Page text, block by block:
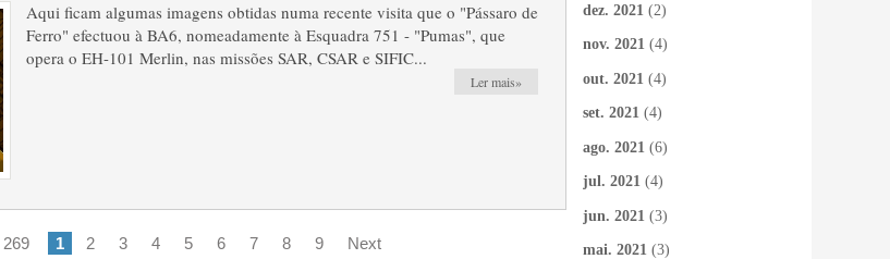
Aqui ficam algumas imagens obtidas numa recente visita que o "Pássaro de
Ferro" efectuou à BA6, nomeadamente à Esquadra 751 - "Pumas", que
opera o EH-101 Merlin, nas missões SAR, CSAR e SIFIC...
Ler mais»
1 2 3 4 5 6 7 8 9 Next
dez. 2021 (2)
nov. 2021 (4)
out. 2021 (4)
set. 2021 (4)
ago. 2021 (6)
jul. 2021 (4)
jun. 2021 (3)
mai. 2021 (3)